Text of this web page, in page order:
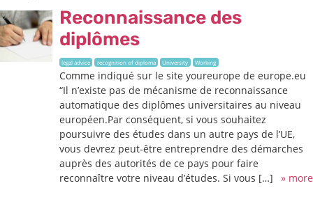
Reconnaissance des
diplômes
legal advice recognition of diploma University Working
Comme indiqué sur le site youreurope de europe.eu
“Il n’existe pas de mécanisme de reconnaissance
automatique des diplômes universitaires au niveau
européen.Par conséquent, si vous souhaitez
poursuivre des études dans un autre pays de l’UE,
vous devrez peut-être entreprendre des démarches
auprès des autorités de ce pays pour faire
reconnaître votre niveau d’études. Si vous […]
» more